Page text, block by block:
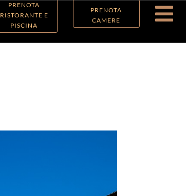
PRENOTA
RISTORANTE E
PISCINA
PRENOTA
CAMERE
